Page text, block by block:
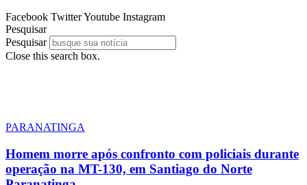
Facebook TwitterYoutube Instagram
Pesquisar
Pesquisar
Close this search box.
PARANATINGA
Homem morre após confronto com policiais durante
operação na MT-130, em Santiago do Norte